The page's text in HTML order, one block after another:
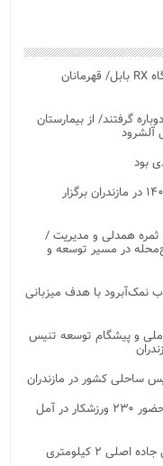
رقابت نفسگیر ۲۰ ورزشکار حرفه ای در باشگاه RX بابل/ قهرمانان
گرفتند/ از بیمارستان
آلشرود
رویدادهای شاخص هنری در نیمه نخست ۱۴۰۵ در مازندران برگزار
ثمره همدلی و مدیریت /
در مسیر توسعه و
نمک‌آبرود با هدف میزبانی
ملی و پیشگام توسعه تنیس
رقابت‌های کشتی آزاد پیشکسوتان کشور با حضور ۲۳۰ ورزشکار در آمل
پایان پروژه نیمه‌تمام ۱۵ ساله پارک و تکمیل جاده اصلی ۲ کیلومتری